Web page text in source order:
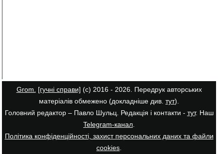
Grom. [гучні справи] (с) 2016 - 2026. Передрук авторських
матеріалів обмежено (докладніше див. тут).
Головний редактор – Павло Шульц. Редакція і контакти - тут. Наш
Telegram-канал.
Політика конфіденційності, захист персональних даних та файли
cookies.